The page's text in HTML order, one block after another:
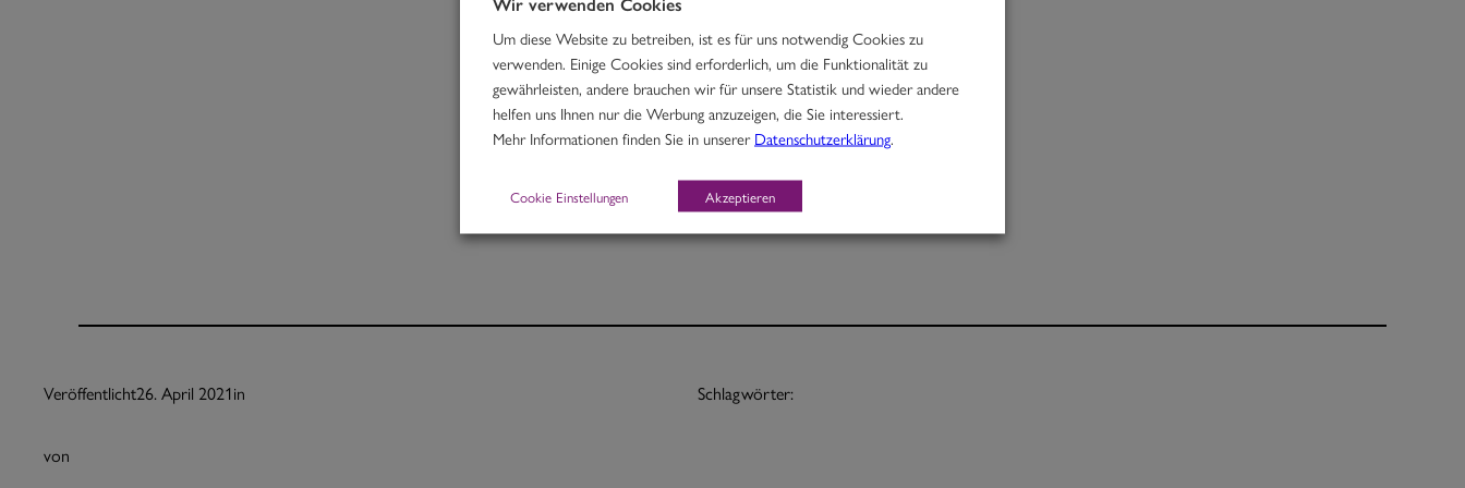
Rindfleisch in Kurkuma-Aprikosen-Linsencurry & Süßkartoffeln
M, O
Portion 12,70
Veröffentlicht26. April 2021in
von
Schlagwörter:
Um diese Website zu betreiben, ist es für uns notwendig Cookies zu
verwenden. Einige Cookies sind erforderlich, um die Funktionalität zu
gewährleisten, andere brauchen wir für unsere Statistik und wieder andere
helfen uns Ihnen nur die Werbung anzuzeigen, die Sie interessiert.
Mehr Informationen finden Sie in unsererDatenschutzerklärung
Cookie Einstellungen Akzeptieren